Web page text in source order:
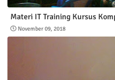
Materi IT Training Kursus
November 09, 2018